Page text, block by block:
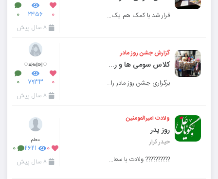
قرار شد با کمک هم یک مجله ی نوروزی درست کنیم ۰ ۲۴۵۶ ۰
۸ سال پیش
گزارش جشن روز مادر
کلاس سومی ها و روز مادر
برگزاری جشن روز مادر را ما در مدرسه انجام دادیم. برای جشن برنامه ریزی کردیم و به هرکسی از دانش آموز
♡파테메♡
۰ ۷۹۳۳ ۰
۸ سال پیش
ولادت امیرالمومنین
روز پدر
حیدر کرار
?????????? ولادت با سعادت مولی الموحدین،لنگر آسمان و زمین،اسد الله الغالب 《علی بن ابی طالب (ع)》 و
معلم
۰ ۲۶۲۱ ۰
۸ سال پیش